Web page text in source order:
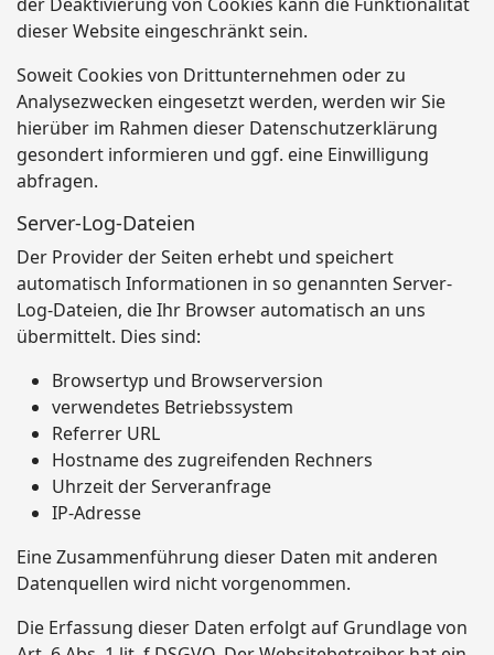
dieser Website eingeschränkt sein.
Soweit Cookies von Drittunternehmen oder zu
Analysezwecken eingesetzt werden, werden wir Sie
hierüber im Rahmen dieser Datenschutzerklärung
gesondert informieren und ggf. eine Einwilligung
abfragen.
Server-Log-Dateien
Der Provider der Seiten erhebt und speichert
automatisch Informationen in so genannten Server-
Log-Dateien, die Ihr Browser automatisch an uns
übermittelt. Dies sind:
Browsertyp und Browserversion
verwendetes Betriebssystem
Referrer URL
Hostname des zugreifenden Rechners
Uhrzeit der Serveranfrage
IP-Adresse
Eine Zusammenführung dieser Daten mit anderen
Datenquellen wird nicht vorgenommen.
Die Erfassung dieser Daten erfolgt auf Grundlage von